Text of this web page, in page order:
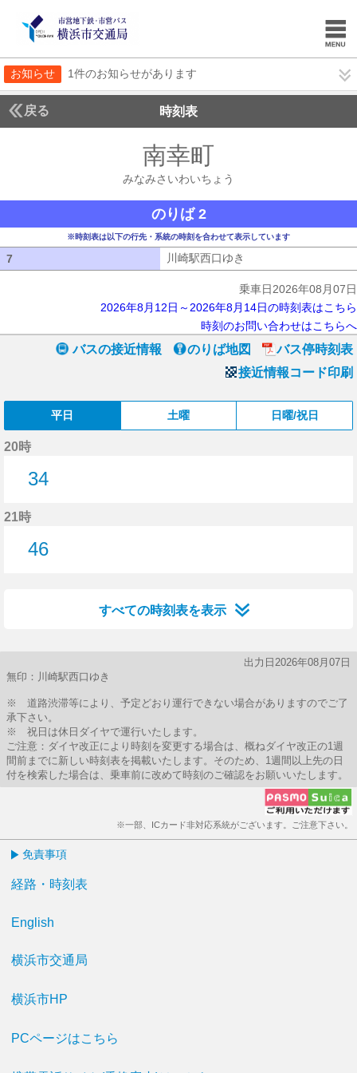
お知らせ 1件のお知らせがあります
戻る 時刻表
南幸町
みなみさいわいちょう
のりば 2
※時刻表は以下の行先・系統の時刻を合わせて表示しています
7 川崎駅西口ゆき
乗車日2026年08月07日
2026年8月12日～2026年8月14日の時刻表はこちら
時刻のお問い合わせはこちらへ
バスの接近情報 のりば地図
バス停時刻表
接近情報コード印刷
平日 土曜 日曜/祝日
20時
34
21時
46
すべての時刻表を表示
出力日2026年08月07日
無印：川崎駅西口ゆき
※ 道路渋滞等により、予定どおり運行できない場合がありますのでご了
承下さい。
※ 祝日は休日ダイヤで運行いたします。
ご注意：ダイヤ改正により時刻を変更する場合は、概ねダイヤ改正の1週
間前までに新しい時刻表を掲載いたします。そのため、1週間以上先の日
付を検索した場合は、乗車前に改めて時刻のご確認をお願いいたします。
※一部、ICカード非対応系統がございます。ご注意下さい。
免責事項
経路・時刻表
English
横浜市交通局
横浜市HP
PCページはこちら